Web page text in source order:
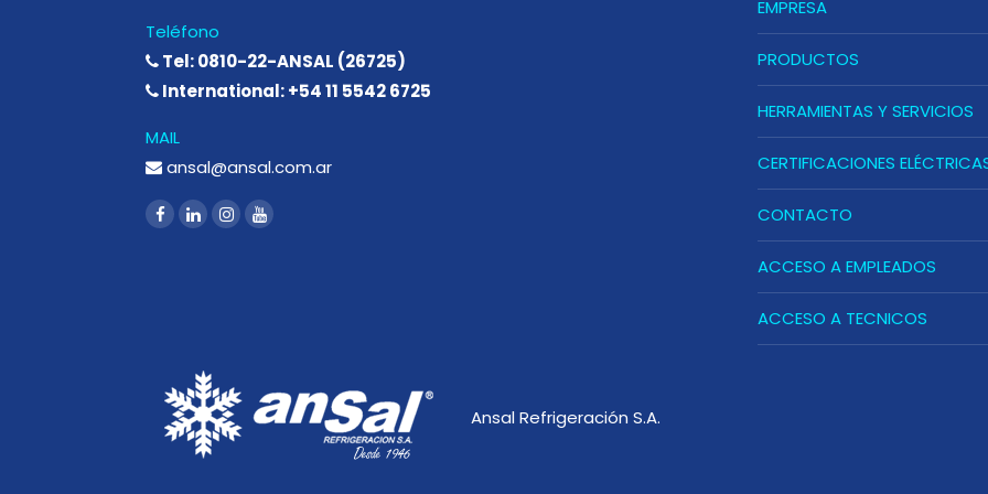
Teléfono
Tel: 0810-22-ANSAL (26725)
International: +54 11 5542 6725
MAIL
ansal@ansal.com.ar
EMPRESA
PRODUCTOS
HERRAMIENTAS Y SERVICIOS
CERTIFICACIONES
CONTACTO
ACCESO A EMPLEADOS
ACCESO A TECNICOS
Ansal Refrigeración S.A.